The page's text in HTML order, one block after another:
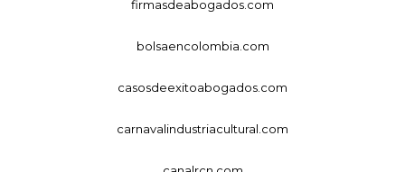
firmasdeabogados.com
bolsaencolombia.com
casosdeexitoabogados.com
carnavalindustriacultural.com